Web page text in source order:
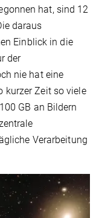
hat, sind 12
daraus
Einblick in die
der
nie hat eine
kurzer Zeit so viele
GB an Bildern
Verarbeitung